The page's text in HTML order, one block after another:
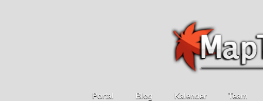
Portal Blog Kalender Team